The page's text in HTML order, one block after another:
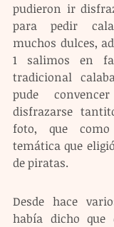
pudieron ir
para pedir
muchos dulces,
1 salimos en
tradicional
pude
disfrazarse
foto, que
temática que
de piratas.
Desde hace
había dicho que